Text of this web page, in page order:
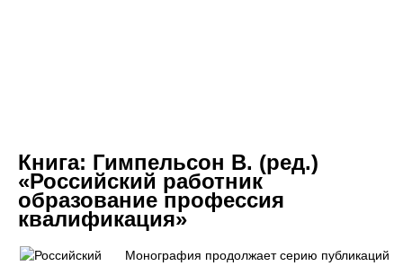
Книга: Гимпельсон В. (ред.)
«Российский работник
образование профессия
квалификация»
Монография продолжает серию публикаций